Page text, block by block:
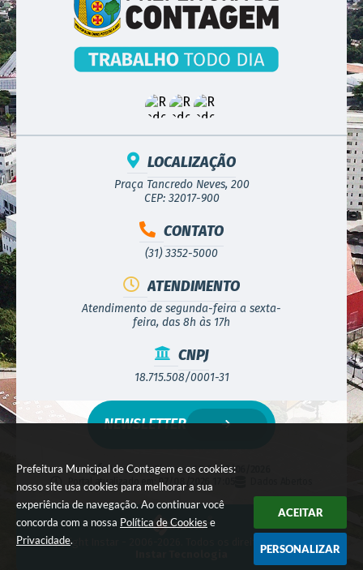
Prefeitura Municipal de Contagem e os cookies:
nosso site usa cookies para melhorar a sua
experiência de navegação. Ao continuar você
concorda com a nossa Política de Cookies e
Privacidade.
ACEITAR
PERSONALIZAR
LOCALIZAÇÃO
Praça Tancredo Neves, 200
CEP: 32017-900
CONTATO
(31) 3352-5000
ATENDIMENTO
Atendimento de segunda-feira a sexta-
feira, das 8h às 17h
CNPJ
18.715.508/0001-31
Versão do Sistema:3.5.3 - 19/06/2026
Portal atualizado em:
07/08/2026 17:05
NEWSLETTER
© Copyright Instar - 2006-2026. Todos os direitos reservados -